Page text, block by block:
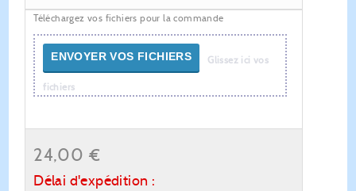
Téléchargez vos fichiers pour la commande
ENVOYER VOS FICHIERS Glissez ici vos
fichiers
24,00 €
Délai d'expédition :